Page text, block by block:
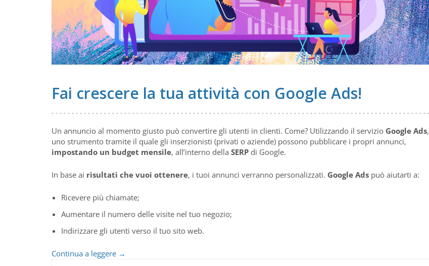
Fai crescere la tua attività con Google Ads!
Un annuncio al momento giusto può convertire gli utenti in clienti. Come? Utilizzando il servizio Google Ads,
uno strumento tramite il quale gli inserzionisti (privati o aziende) possono pubblicare i propri annunci,
impostando un budget mensile, all’interno della SERP di Google.
In base ai risultati che vuoi ottenere, i tuoi annunci verranno personalizzati. Google Ads può aiutarti a:
Ricevere più chiamate;
Aumentare il numero delle visite nel tuo negozio;
Indirizzare gli utenti verso il tuo sito web.
Continua a leggere Fai
→